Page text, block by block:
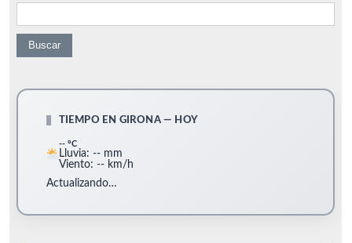
Buscar:
TIEMPO EN GIRONA — HOY
-- °C
Lluvia: -- mm
Viento: -- km/h
Actualizando…